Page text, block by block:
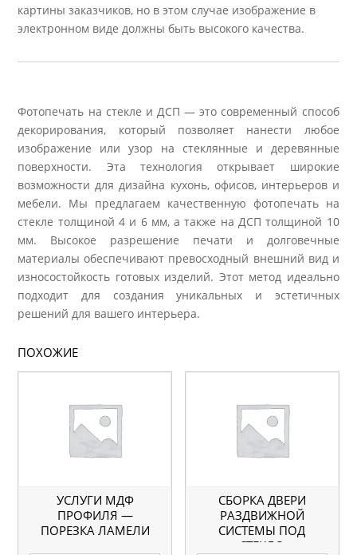
картины заказчиков, но в этом случае изображение в
электронном виде должны быть высокого качества.
Фотопечать на стекле и ДСП — это современный способ
декорирования, который позволяет нанести любое
изображение или узор на стеклянные и деревянные
поверхности. Эта технология открывает широкие
возможности для дизайна кухонь, офисов, интерьеров и
мебели. Мы предлагаем качественную фотопечать на
стекле толщиной 4 и 6 мм, а также на ДСП толщиной 10
мм. Высокое разрешение печати и долговечные
материалы обеспечивают превосходный внешний вид и
износостойкость готовых изделий. Этот метод идеально
подходит для создания уникальных и эстетичных
решений для вашего интерьера.
ПОХОЖИЕ
УСЛУГИ МДФ
ПРОФИЛЯ —
ПОРЕЗКА ЛАМЕЛИ
СБОРКА ДВЕРИ
РАЗДВИЖНОЙ
СИСТЕМЫ ПОД
СТЕКЛО